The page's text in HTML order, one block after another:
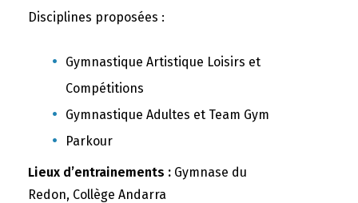
Disciplines proposées :
Gymnastique Artistique Loisirs et
Compétitions
Gymnastique Adultes et Team Gym
Parkour
Lieux d’entrainements : Gymnase du
Redon, Collège Andarra